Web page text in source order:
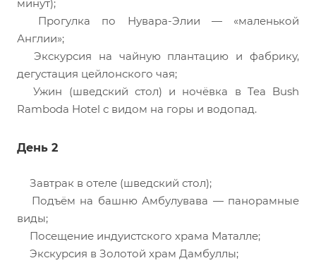
минут);
Прогулка по Нувара-Элии — «маленькой
Англии»;
Экскурсия на чайную плантацию и фабрику,
дегустация цейлонского чая;
Ужин (шведский стол) и ночёвка в Tea Bush
Ramboda Hotel с видом на горы и водопад.
День 2
Завтрак в отеле (шведский стол);
Подъём на башню Амбулувава — панорамные
виды;
Посещение индуистского храма Маталле;
Экскурсия в Золотой храм Дамбуллы;